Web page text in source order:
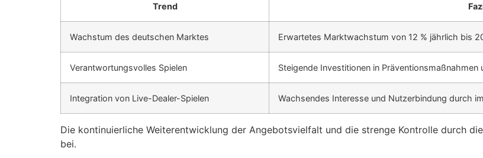
Trend
Wachstum des deutschen Marktes Erwartetes Marktwachstum von 12 % jährlich bis
Verantwortungsvolles Spielen Steigende Investitionen in
Integration von Live-Dealer-Spielen Wachsendes Interesse und Nutzerbindung durch
Die kontinuierliche Weiterentwicklung der Angebotsvielfalt und die strenge Kontrolle durch
bei.